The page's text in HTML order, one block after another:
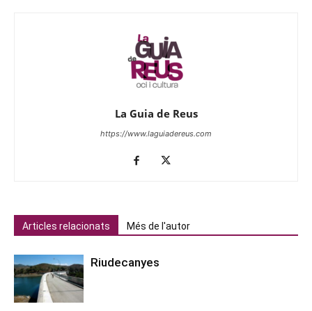
La Guia de Reus
https://www.laguiadereus.com
Articles relacionats Més de l'autor
Riudecanyes